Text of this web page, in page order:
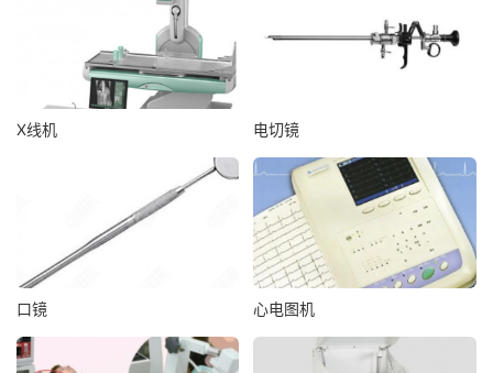
X线机 电切镜
口镜 心电图机